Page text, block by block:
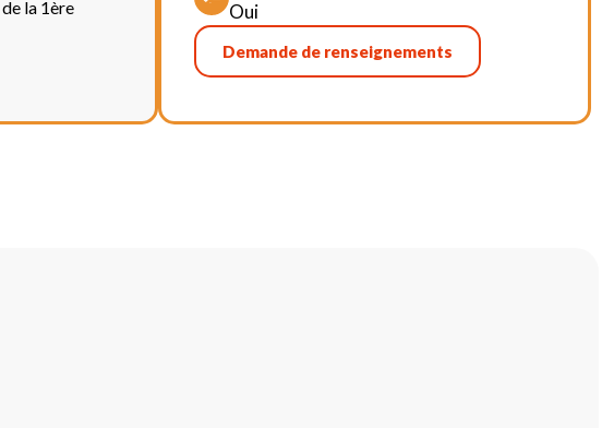
la 1ère
Oui
Demande de renseignements